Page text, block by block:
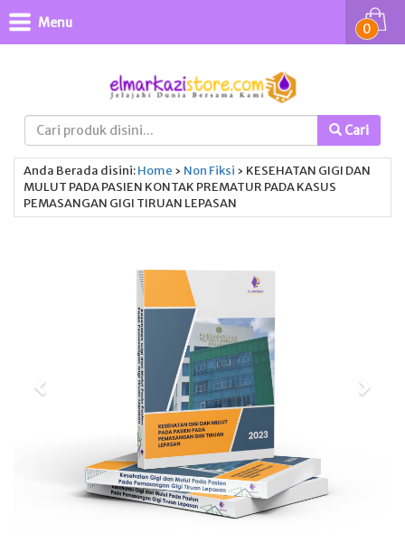
Cari
0
Menu
Anda Berada disini:Home › Non Fiksi › KESEHATAN GIGI DAN
MULUT PADA PASIEN KONTAK PREMATUR PADA KASUS
PEMASANGAN GIGI TIRUAN LEPASAN